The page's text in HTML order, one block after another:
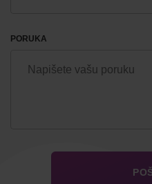
PORUKA